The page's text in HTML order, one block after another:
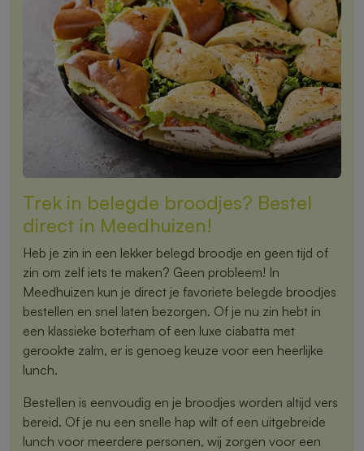
Trek in belegde broodjes? Bestel
direct in Meedhuizen!
Heb je zin in een lekker belegd broodje en geen tijd of
zin om zelf iets te maken? Geen probleem! In
Meedhuizen kun je direct je favoriete belegde broodjes
bestellen en snel laten bezorgen. Of je nu zin hebt in
een klassieke boterham of een luxe ciabatta met
gerookte zalm, er is genoeg keuze voor een heerlijke
lunch.
Bestellen is eenvoudig en je broodjes worden altijd vers
bereid. Of je nu een snelle hap wilt of een uitgebreide
lunch voor meerdere personen, wij zorgen voor een